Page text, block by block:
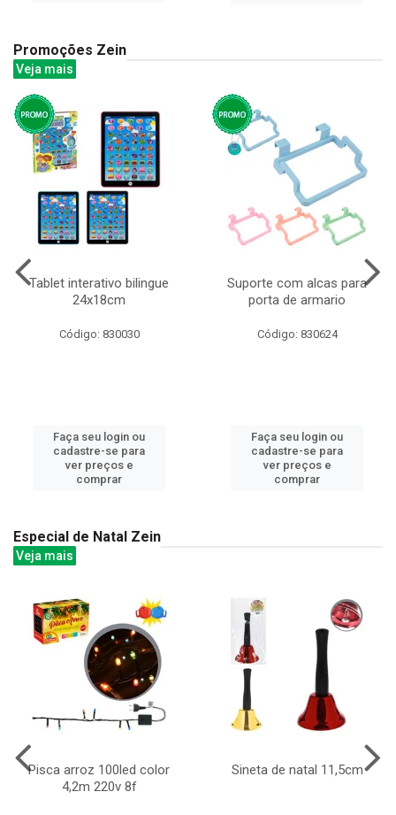
Promoções Zein
Veja mais
Tablet interativo bilingue
24x18cm
Código: 830030
Faça seu login ou
cadastre-se para
ver preços e
comprar
Suporte com alcas para
porta de armario
Código: 830624
Faça seu login ou
cadastre-se para
ver preços e
comprar
Especial de Natal Zein
Veja mais
Pisca arroz 100led color
4,2m 220v 8f
Sineta de natal 11,5cm